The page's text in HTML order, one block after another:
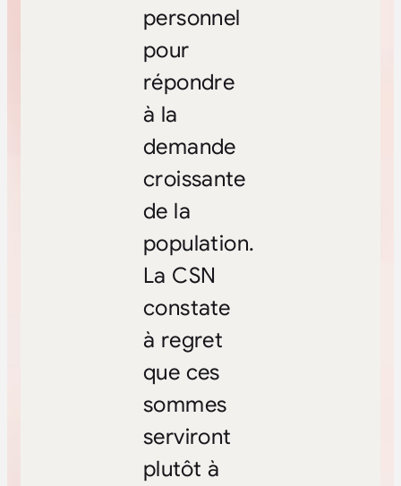
personnel
pour
répondre
à la
demande
croissante
de la
population.
La CSN
constate
à regret
que ces
sommes
serviront
plutôt à